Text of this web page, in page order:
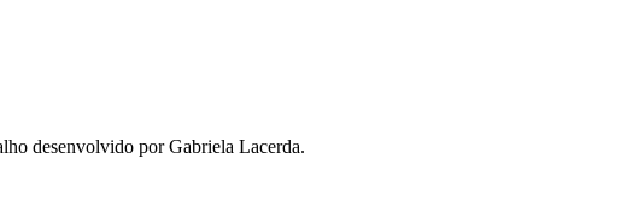
desenvolvido por Gabriela Lacerda.